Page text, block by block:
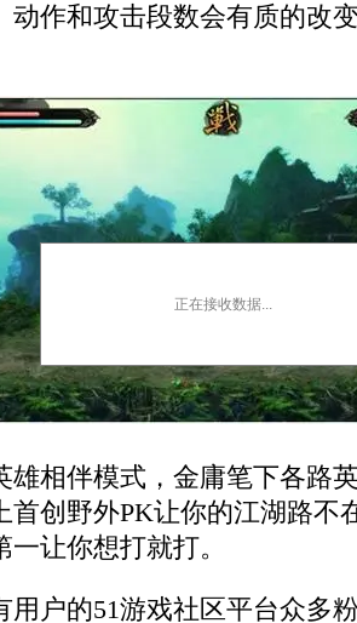
动作和攻击段数会有质的改
相伴模式，金庸笔下各路
首创野外PK让你的江湖路不
让你想打就打。
户的51游戏社区平台众多
正在接收数据...